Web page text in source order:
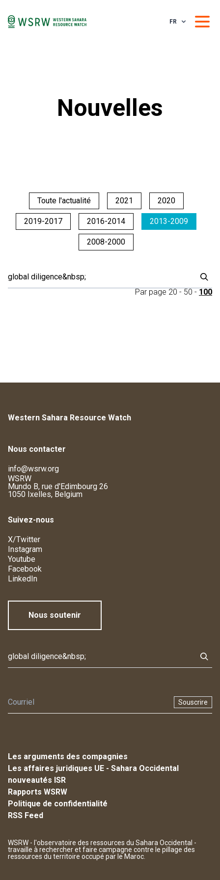
FR
Nouvelles
Toute l'actualité 2021 2020
2019-2017 2016-2014 2013-2009
2008-2000
Par page 20 - 50 - 100
Western Sahara Resource Watch
Nous contacter
info@wsrw.org
WSRW
Mundo B, rue d'Edimbourg 26
1050 Ixelles, Belgium
Suivez-nous
X/Twitter
Instagram
Youtube
Facebook
LinkedIn
Nous soutenir
Souscrire
Les arguments des compagnies
Les affaires juridiques UE - Sahara Occidental
nouveautés ISR
Rapports WSRW
Politique de confidentialité
RSS Feed
WSRW - l'observatoire des ressources du Sahara Occidental -
travaille à rechercher et faire campagne contre le pillage des
ressources du territoire occupé par le Maroc.